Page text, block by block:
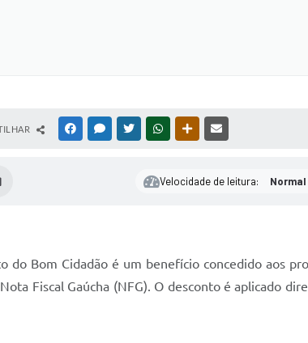
FACEBOOKMESSENGER
TWITTERWHATSAPPOUTRAS MÍDIAS
Velocidade de leitura:
do Bom Cidadão é um benefício concedido aos
Fiscal Gaúcha (NFG). O desconto é aplicado